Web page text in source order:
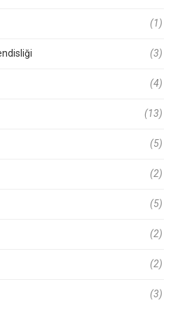
(1)
(3)
(4)
(13)
(5)
(2)
(5)
(2)
(2)
(3)